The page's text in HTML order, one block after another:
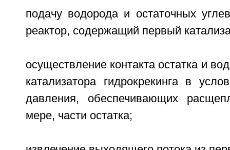
подачу водорода и остаточных
реактор, содержащий первый
осуществление контакта остатка и
катализатора гидрокрекинга в
давления, обеспечивающих
мере, части остатка;